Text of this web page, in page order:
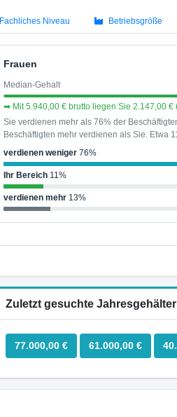
Fachliches Niveau Betriebsgröße
Frauen
Median-Gehalt
➡ Mit 5.940,00 € brutto liegen Sie 2.147,00 €
Sie verdienen mehr als 76% der
Beschäftigten mehr verdienen als Sie. Etwa
verdienen weniger 76%
Ihr Bereich 11%
verdienen mehr 13%
Zuletzt gesuchte Jahresgehälter
77.000,00 € 61.000,00 €